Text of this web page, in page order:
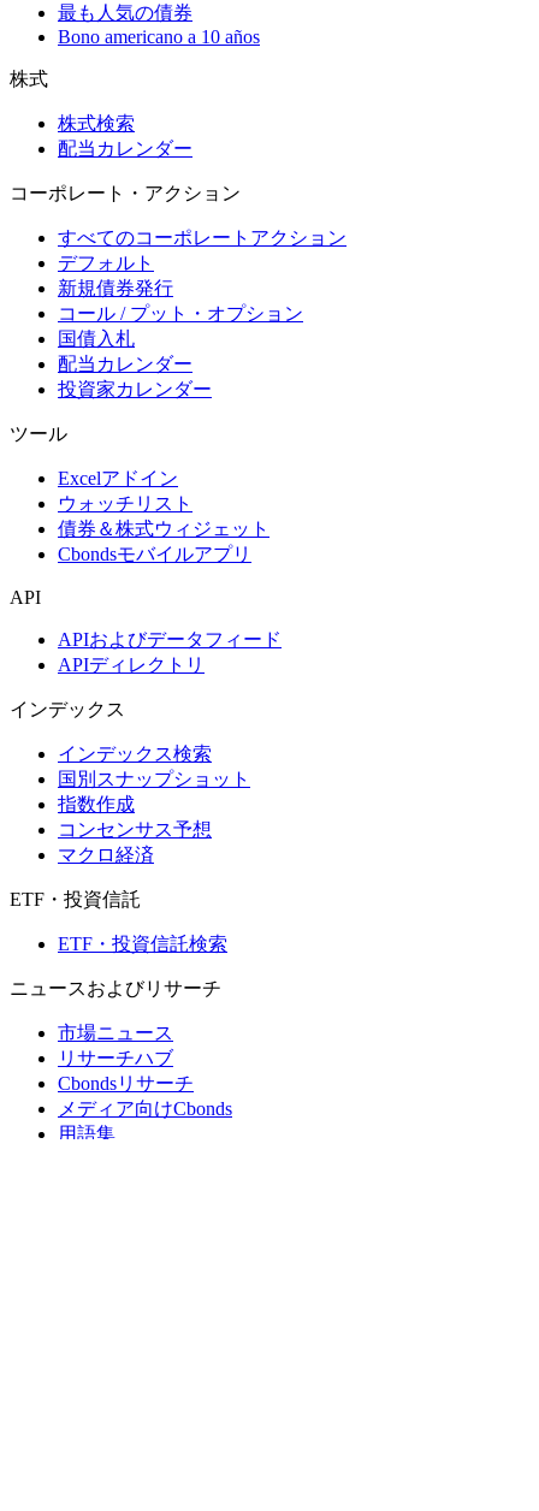
最も人気の債券
Bono americano a 10 años
株式
株式検索
配当カレンダー
コーポレート・アクション
すべてのコーポレートアクション
デフォルト
新規債券発行
コール / プット・オプション
国債入札
配当カレンダー
投資家カレンダー
ツール
Excelアドイン
ウォッチリスト
債券＆株式ウィジェット
Cbondsモバイルアプリ
API
APIおよびデータフィード
APIディレクトリ
インデックス
インデックス検索
国別スナップショット
指数作成
コンセンサス予想
マクロ経済
ETF・投資信託
ETF・投資信託検索
ニュースおよびリサーチ
市場ニュース
リサーチハブ
Cbondsリサーチ
メディア向けCbonds
用語集